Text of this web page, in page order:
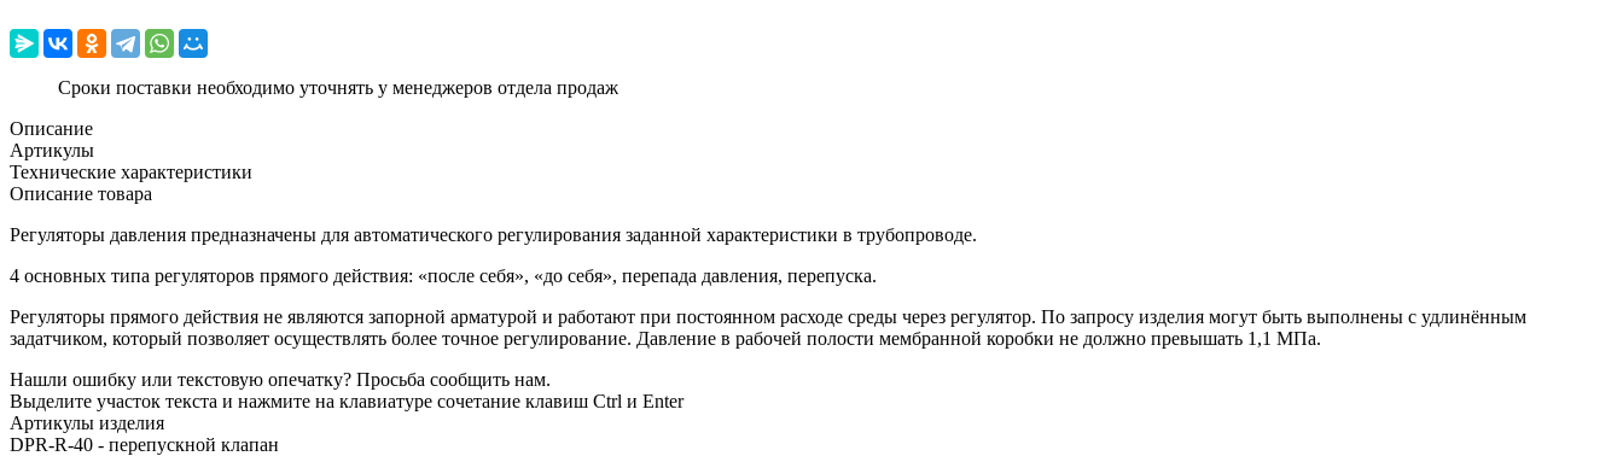
Сроки поставки необходимо уточнять у менеджеров отдела продаж
Описание
Артикулы
Технические характеристики
Описание товара
Регуляторы давления предназначены для автоматического регулирования заданной характеристики в трубопроводе.
4 основных типа регуляторов прямого действия: «после себя», «до себя», перепада давления, перепуска.
Регуляторы прямого действия не являются запорной арматурой и работают при постоянном расходе среды через регулятор. По запросу изделия могут быть выполнены с удлинённым
задатчиком, который позволяет осуществлять более точное регулирование. Давление в рабочей полости мембранной коробки не должно превышать 1,1 МПа.
Нашли ошибку или текстовую опечатку? Просьба сообщить нам.
Выделите участок текста и нажмите на клавиатуре сочетание клавиш Ctrl и Enter
Артикулы изделия
DPR-R-40 - перепускной клапан